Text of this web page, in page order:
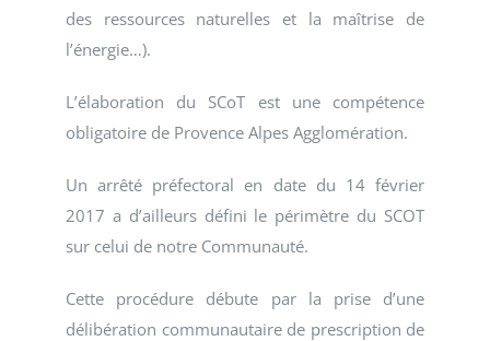
des ressources naturelles et la maîtrise de
l’énergie…).
L’élaboration du SCoT est une compétence
obligatoire de Provence Alpes Agglomération.
Un arrêté préfectoral en date du 14 février
2017 a d’ailleurs défini le périmètre du SCOT
sur celui de notre Communauté.
Cette procédure débute par la prise d’une
délibération communautaire de prescription de